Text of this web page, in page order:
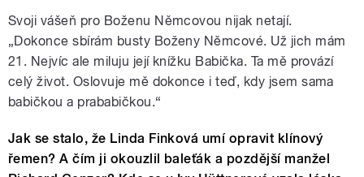
Svoji vášeň pro Boženu Němcovou nijak netají.
„Dokonce sbírám busty Boženy Němcové. Už jich mám
21. Nejvíc ale miluju její knížku Babička. Ta mě provází
celý život. Oslovuje mě dokonce i teď, kdy jsem sama
babičkou a prababičkou.“
Jak se stalo, že Linda Finková umí opravit klínový
řemen? A čím ji okouzlil baleťák a pozdější manžel